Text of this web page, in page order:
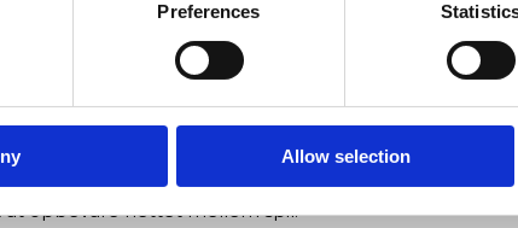
Preferences
Allow selection
stramt under almindeligt spil.
brug og giver lang levetid.
opbevare nettet mellem spil.